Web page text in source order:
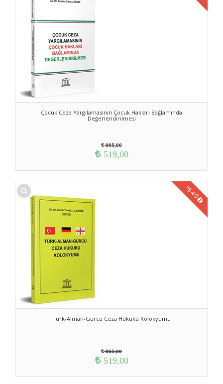
Çocuk Ceza Yargılamasının Çocuk Hakları Bağlamında
Değerlendirilmesi
865,00
519,00
Türk-Alman-Gürcü Ceza Hukuku Kolokyumu
%40
865,00
519,00